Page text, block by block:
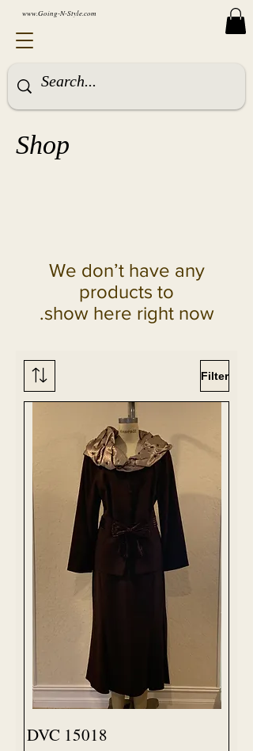
www.Going-N-Style.com
Shop
We don’t have any
show here right now.
Filter
DVC 15018